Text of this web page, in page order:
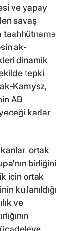
ve yapay
savaş
taahhütname
dinamik
tepki
Kamysz,
AB
kadar
ortak
birliğini
için ortak
kullanıldığı
ve